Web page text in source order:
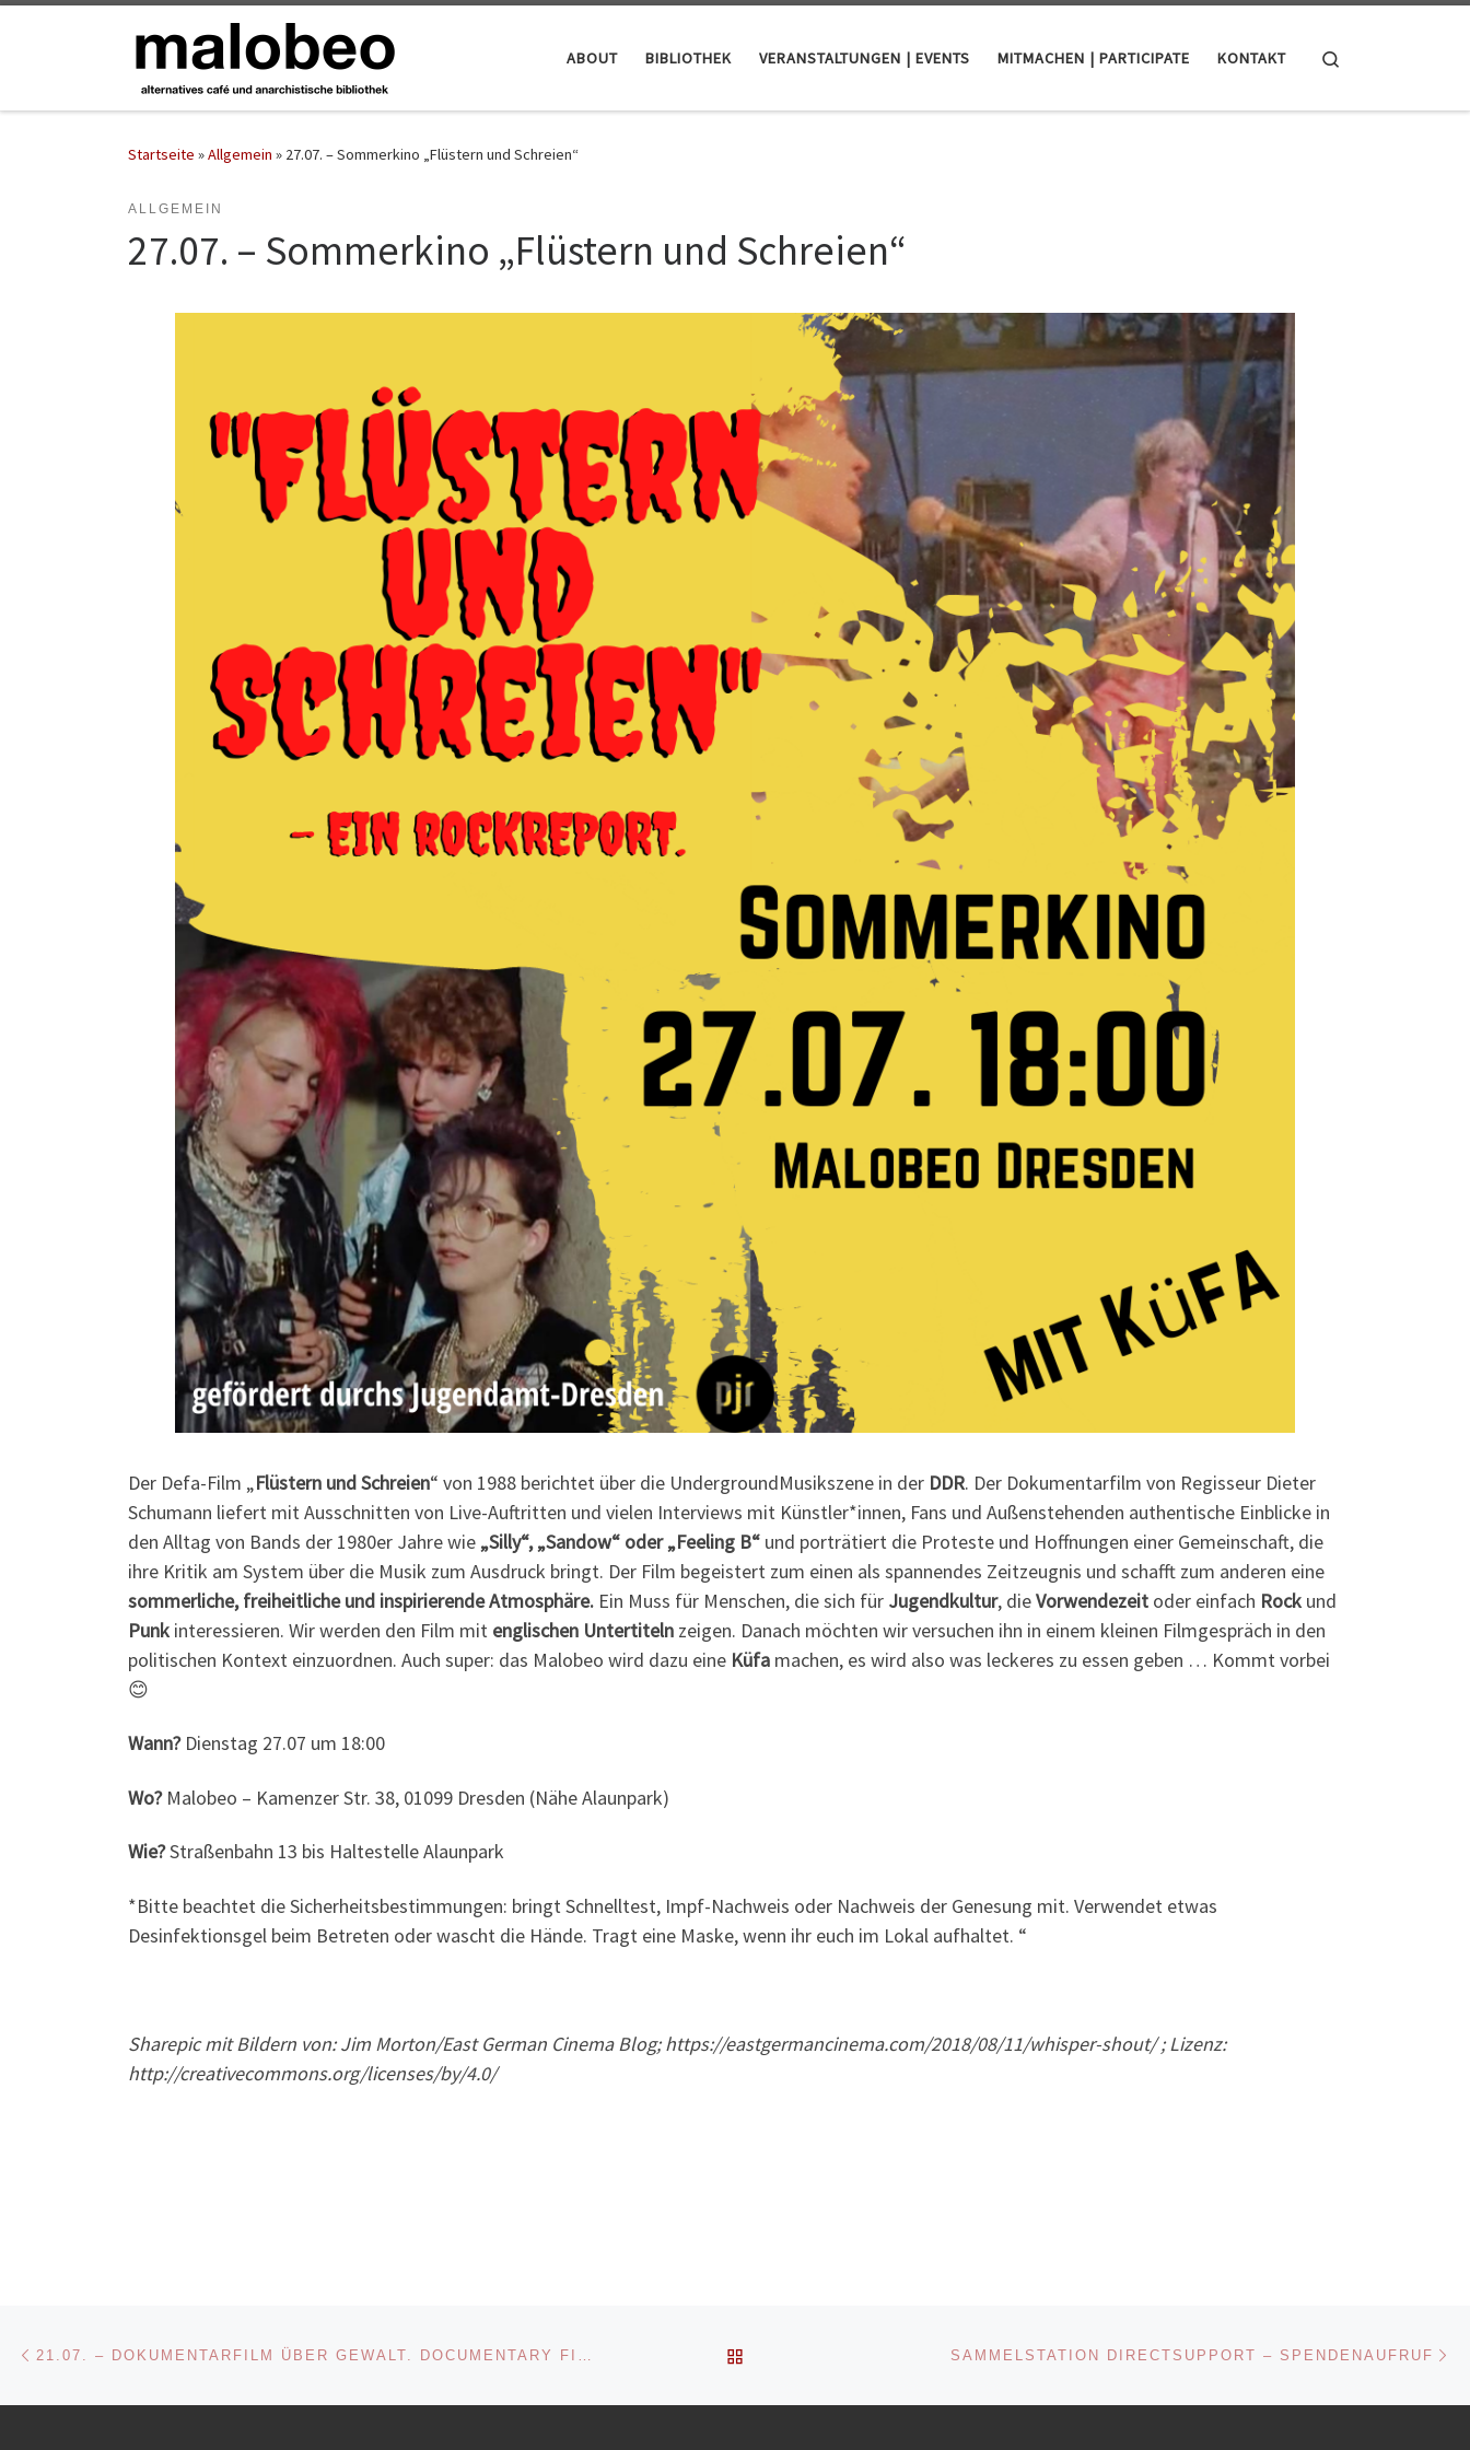
Zum Inhalt springen
ABOUT BIBLIOTHEK VERANSTALTUNGEN | EVENTS MITMACHEN | PARTICIPATE KONTAKT
Startseite »Allgemein » 27.07. – Sommerkino „Flüstern und Schreien“
ALLGEMEIN
27.07. – Sommerkino „Flüstern und Schreien“
Der Defa-Film „Flüstern und Schreien“ von 1988 berichtet über die UndergroundMusikszene in der DDR. Der Dokumentarfilm von Regisseur Dieter
Schumann liefert mit Ausschnitten von Live-Auftritten und vielen Interviews mit Künstler*innen, Fans und Außenstehenden authentische Einblicke in
den Alltag von Bands der 1980er Jahre wie „Silly“, „Sandow“ oder „Feeling B“ und porträtiert die Proteste und Hoffnungen einer Gemeinschaft, die
ihre Kritik am System über die Musik zum Ausdruck bringt. Der Film begeistert zum einen als spannendes Zeitzeugnis und schafft zum anderen eine
sommerliche, freiheitliche und inspirierende Atmosphäre. Ein Muss für Menschen, die sich für Jugendkultur, dieVorwendezeit oder einfach Rock und
Punk interessieren. Wir werden den Film mit englischen Untertiteln zeigen. Danach möchten wir versuchen ihn in einem kleinen Filmgespräch in den
politischen Kontext einzuordnen. Auch super: das Malobeo wird dazu eine Küfa machen, es wird also was leckeres zu essen geben … Kommt vorbei
😊
Wann?Dienstag 27.07 um 18:00
Wo?Malobeo – Kamenzer Str. 38, 01099 Dresden (Nähe Alaunpark)
Wie?Straßenbahn 13 bis Haltestelle Alaunpark
*Bitte beachtet die Sicherheitsbestimmungen: bringt Schnelltest, Impf-Nachweis oder Nachweis der Genesung mit. Verwendet etwas
Desinfektionsgel beim Betreten oder wascht die Hände. Tragt eine Maske, wenn ihr euch im Lokal aufhaltet. “
Sharepic mit Bildern von: Jim Morton/East German Cinema Blog; https://eastgermancinema.com/2018/08/11/whisper-shout/ ; Lizenz:
http://creativecommons.org/licenses/by/4.0/
Beitragsnavigation ZURÜCK ZUR BEITRAGSLISTESAMMELSTATION DIRECTSUPPORT – SPENDENAUFRUF